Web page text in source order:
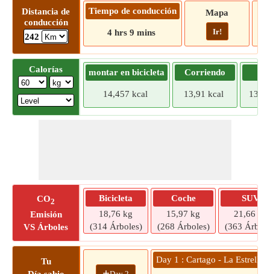
Distancia de
conducción
242
Tiempo de conducción
4 hrs 9 mins
Mapa
Ir!
Calorías montar en bicicleta
14,457 kcal
Corriendo
13,91 kcal
CO2
Emisión
VS Árboles
Bicicleta
18,76 kg
(314 Árboles)
Coche
15,97 kg
(268 Árboles)
SUV
21,66 kg
(363
Tu
Day 1 : Cartago - La Estrella